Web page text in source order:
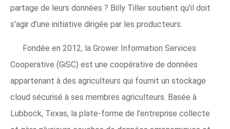
partage de leurs données ? Billy Tiller soutient qu'il doit
s'agir d'une initiative dirigée par les producteurs.
Fondée en 2012, la Grower Information Services
Cooperative (GiSC) est une coopérative de données
appartenant à des agriculteurs qui fournit un stockage
cloud sécurisé à ses membres agriculteurs. Basée à
Lubbock, Texas, la plate-forme de l'entreprise collecte